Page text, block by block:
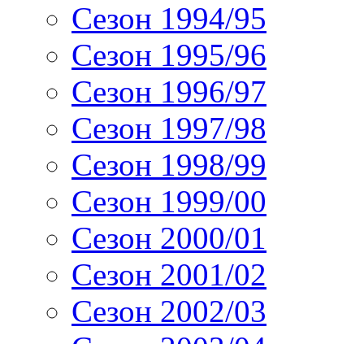
Сезон 1994/95
Сезон 1995/96
Сезон 1996/97
Сезон 1997/98
Сезон 1998/99
Сезон 1999/00
Сезон 2000/01
Сезон 2001/02
Сезон 2002/03